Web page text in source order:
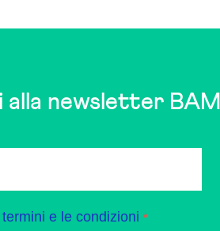
alla newsletter BAM
termini e le condizioni